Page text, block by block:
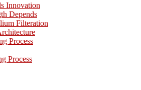
Innovation
Depends
Filteration
Process
Process